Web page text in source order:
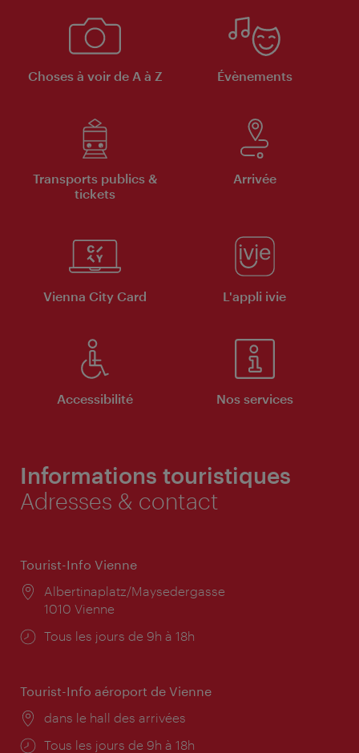
Choses à voir de A à Z Évènements
Transports publics &
tickets
Arrivée
Vienna City Card L'appli ivie
Accessibilité Nos services
Informations touristiques
Adresses & contact
Tourist-Info Vienne
Lieu:
Albertinaplatz/Maysedergasse
1010 Vienne
Horaires
Tous les jours de 9h à 18h
Tourist-Info aéroport de Vienne
Lieu:
dans le hall des arrivées
Horaires
Tous les jours de 9h à 18h